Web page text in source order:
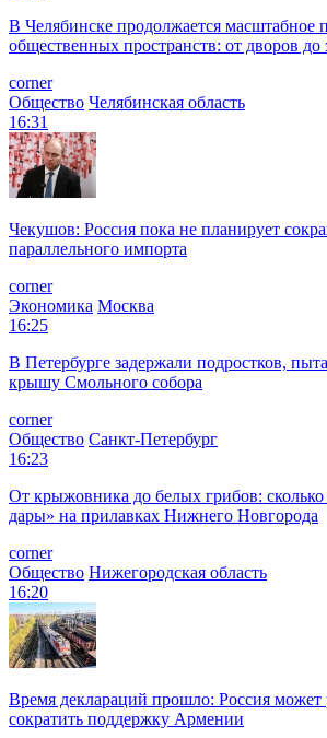
В Челябинске продолжается масштабное
общественных пространств: от дворов до
corner
Общество Челябинская область
16:31
Чекушов: Россия пока не планирует
параллельного импорта
corner
Экономика Москва
16:25
В Петербурге задержали подростков,
крышу Смольного собора
corner
Общество Санкт-Петербург
16:23
От крыжовника до белых грибов: сколько
дары» на прилавках Нижнего Новгорода
corner
Общество Нижегородская область
16:20
Время деклараций прошло: Россия может
сократить поддержку Армении